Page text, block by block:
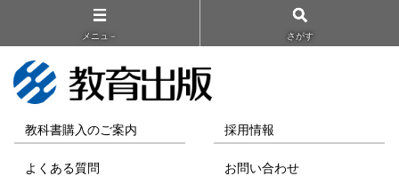
メニュ－ さがす
教科書購入のご案内 採用情報
よくある質問 お問い合わせ